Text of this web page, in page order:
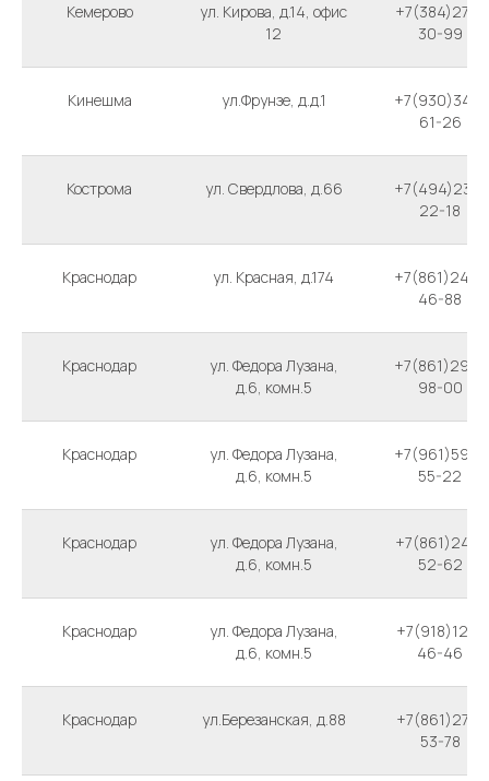
Кемерово
ул. Кирова, д.14, офис
12
+7(384)276-
30-99
Кинешма ул.Фрунзе, д.д.1
+7(930)343-
61-26
Кострома ул. Свердлова, д.66
+7(494)237-
22-18
Краснодар ул. Красная, д.174
+7(861)242-
46-88
Краснодар
ул. Федора Лузана,
д.6, комн.5
+7(861)299-
98-00
Краснодар
ул. Федора Лузана,
д.6, комн.5
+7(961)594-
55-22
Краснодар
ул. Федора Лузана,
д.6, комн.5
+7(861)247-
52-62
Краснодар
ул. Федора Лузана,
д.6, комн.5
+7(918)126-
46-46
Краснодар ул.Березанская, д.88
+7(861)274-
53-78